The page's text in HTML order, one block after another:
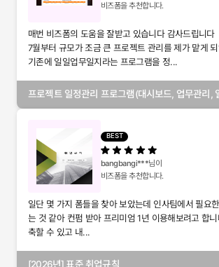
비즈폼을 추천합니다.
매번 비즈폼의 도움을 잘받고 있습니다 감사드립니다
7월부터 규모가 조금 큰 프로젝트 관리를 제가 맡게
기존에 일일업무일지라는 프로그램을 정...
프로젝트 일정관리 프로그램(대시보드, 업무관리,
BEST
bangbangi***님이
비즈폼을 추천합니다.
일단 몇 가지 폼들을 찾아 보았는데 인사팀에서 필요
는 것 같아 컨펌 받아 프리미엄 1년 이용해보려고 합
축할 수 있고 내...
[2026년] 표준 취업규칙